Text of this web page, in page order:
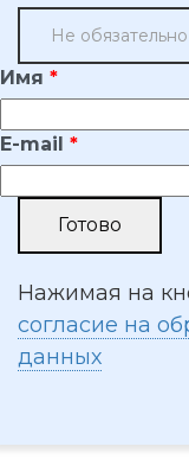
Имя
E-mail
Нажимая на
согласие на
данных